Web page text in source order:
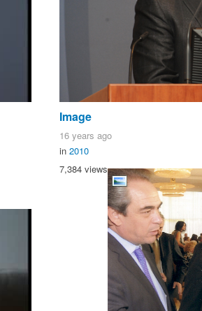
Image
16 years ago
in 2010
7,384 views